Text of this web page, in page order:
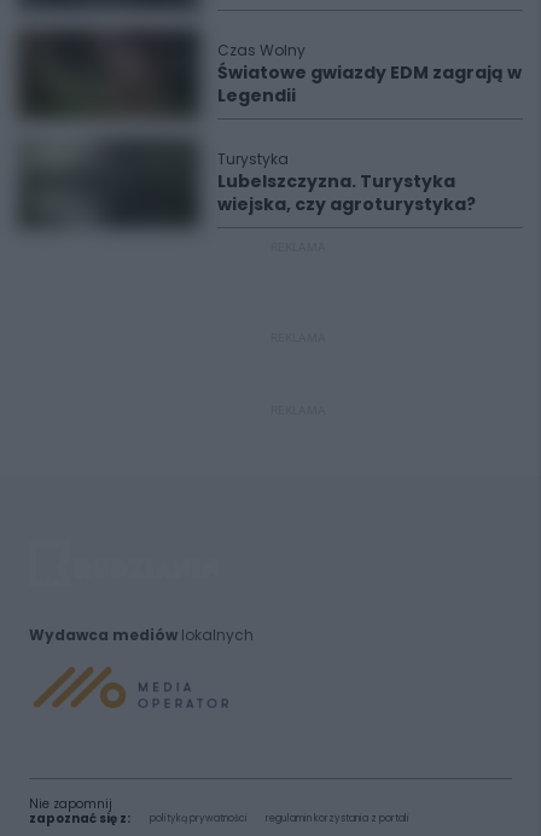
Czas Wolny
Światowe gwiazdy EDM zagrają w
Legendii
Turystyka
Lubelszczyzna. Turystyka
wiejska, czy agroturystyka?
Wydawca mediówlokalnych
Nie zapomnij
zapoznać się z:
polityką prywatności regulamin korzystania z portali